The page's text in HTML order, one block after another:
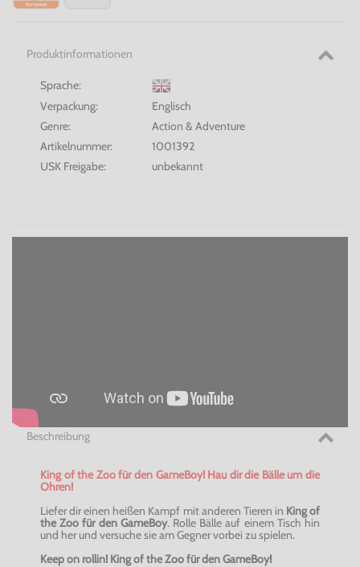
Produktinformationen
Sprache:
Verpackung:
Englisch
Genre:
Action & Adventure
Artikelnummer:
1001392
USK Freigabe:
unbekannt
Beschreibung
King of the Zoo für den GameBoy! Hau dir die Bälle um die
Ohren!
Liefer dir einen heißen Kampf mit anderen Tieren in King of
the Zoo für den GameBoy. Rolle Bälle auf einem Tisch hin
und her und versuche sie am Gegner vorbei zu spielen.
Keep on rollin! King of the Zoo für den GameBoy!